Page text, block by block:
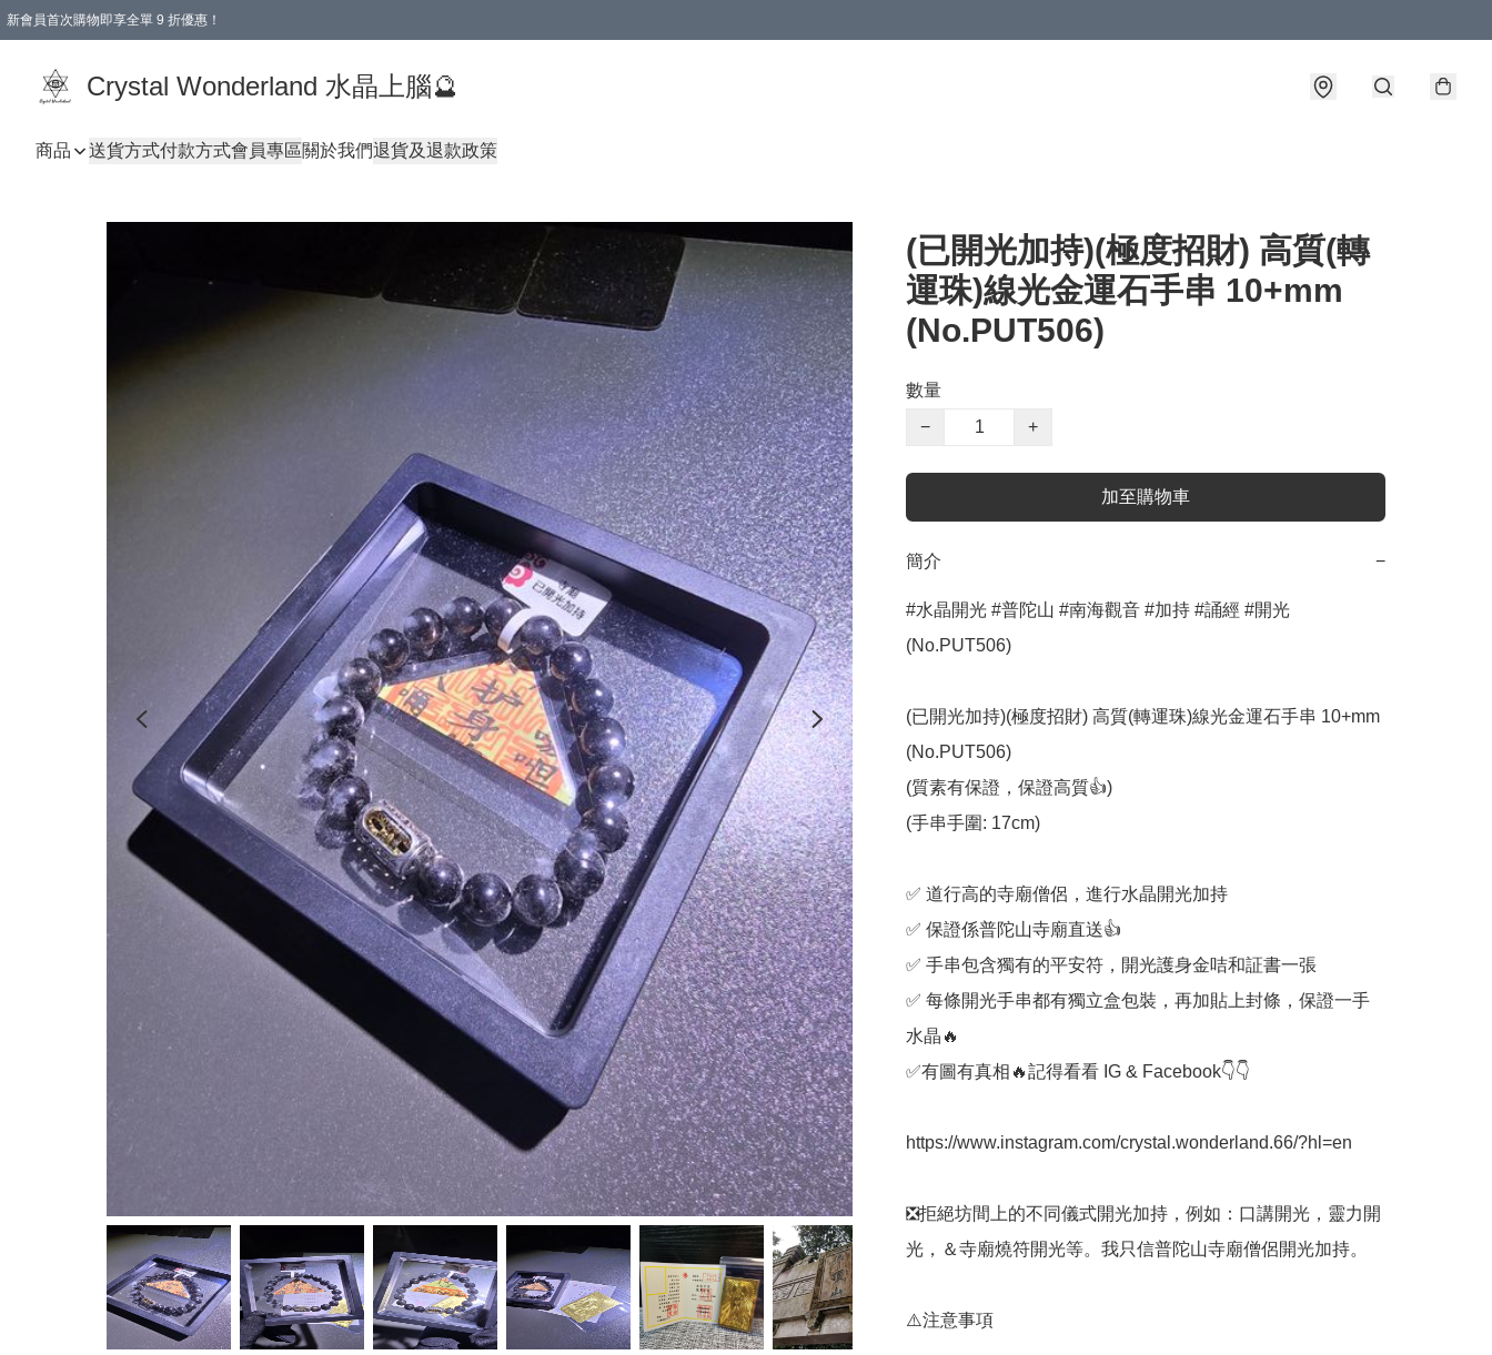
新會員首次購物即享全單 9 折優惠！
Crystal Wonderland 水晶上腦🔮
商品 送貨方式付款方式會員專區關於我們退貨及退款政策
(已開光加持)(極度招財) 高質(轉
運珠)線光金運石手串 10+mm
(No.PUT506)
數量
−
+
加至購物車
簡介 −
#水晶開光 #普陀山 #南海觀音 #加持 #誦經 #開光
(No.PUT506)
(已開光加持)(極度招財) 高質(轉運珠)線光金運石手串 10+mm
(No.PUT506)
(質素有保證，保證高質👍)
(手串手圍: 17cm)
✅️ 道行高的寺廟僧侶，進行水晶開光加持
✅️ 保證係普陀山寺廟直送👍
✅️ 手串包含獨有的平安符，開光護身金咭和証書一張
✅️ 每條開光手串都有獨立盒包裝，再加貼上封條，保證一手
水晶🔥
✅️有圖有真相🔥記得看看 IG & Facebook👇👇
https://www.instagram.com/crystal.wonderland.66/?hl=en
❎️拒絕坊間上的不同儀式開光加持，例如：口講開光，靈力開
光，＆寺廟燒符開光等。我只信普陀山寺廟僧侶開光加持。
⚠️注意事項